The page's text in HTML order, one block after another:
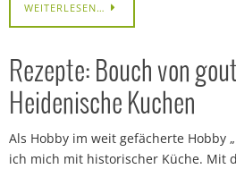
WEITERLESEN…
Rezepte: Bouch von
Heidenische Kuchen
Als Hobby im weit gefächerte Hobby
ich mich mit historischer Küche. Mit